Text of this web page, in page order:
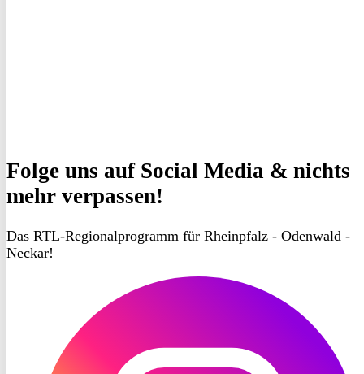
Folge uns auf Social Media & nichts
mehr verpassen!
Das RTL-Regionalprogramm für Rheinpfalz - Odenwald -
Neckar!
Instagram